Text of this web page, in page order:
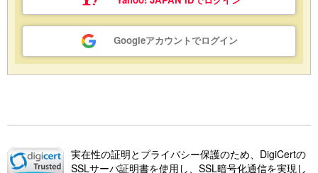
Googleアカウントでログイン
実在性の証明とプライバシー保護のため、DigiCertの
SSLサーバ証明書を使用し、SSL暗号化通信を実現し